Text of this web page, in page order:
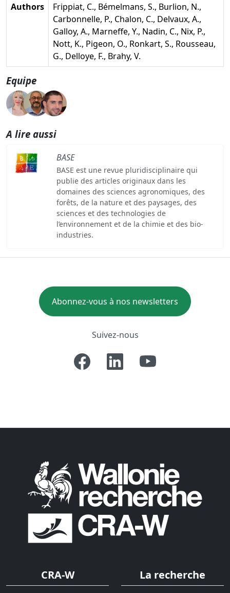
Authors
Frippiat, C., Bémelmans, S., Burlion, N.,
Carbonnelle, P., Chalon, C., Delvaux, A.,
Galloy, A., Marneffe, Y., Nadin, C., Nix, P.,
Nott, K., Pigeon, O., Ronkart, S., Rousseau,
G., Delloye, F., Brahy, V.
Equipe
A lire aussi
BASE
BASE est une revue pluridisciplinaire qui
publie des articles originaux dans les
domaines des sciences agronomiques, des
forêts, de la nature et des paysages, des
sciences et des technologies de
l’environnement et de la chimie et des bio-
industries.
Abonnez-vous à nos newsletters
Suivez-nous
CRA-W La recherche